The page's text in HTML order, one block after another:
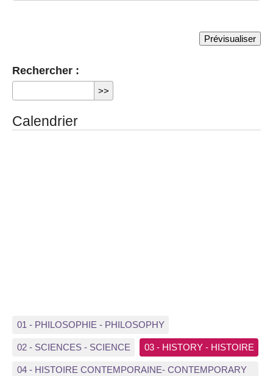
Rechercher :
Calendrier
01 - PHILOSOPHIE - PHILOSOPHY
02 - SCIENCES - SCIENCE 03 - HISTORY - HISTOIRE
04 - HISTOIRE CONTEMPORAINE- CONTEMPORARY